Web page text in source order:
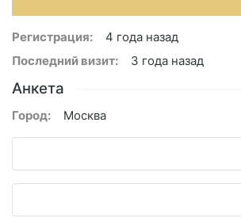
Регистрация:
4 года назад
Последний визит:
3 года назад
Анкета
Город: Москва